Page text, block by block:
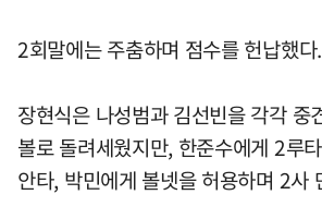
2회말에는 주춤하며 점수를 헌납했다.
장현식은 나성범과 김선빈을 각각 중
볼로 돌려세웠지만, 한준수에게 2루
안타, 박민에게 볼넷을 허용하며 2사